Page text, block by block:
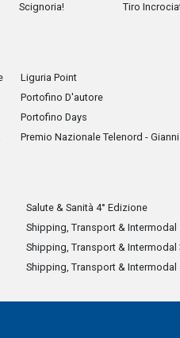
Scignoria!
Tiro
Liguria Point
Portofino D'autore
Portofino Days
Premio Nazionale Telenord -
Salute & Sanità 4° Edizione
Shipping, Transport & Intermodal
Shipping, Transport & Intermodal
Shipping, Transport & Intermodal